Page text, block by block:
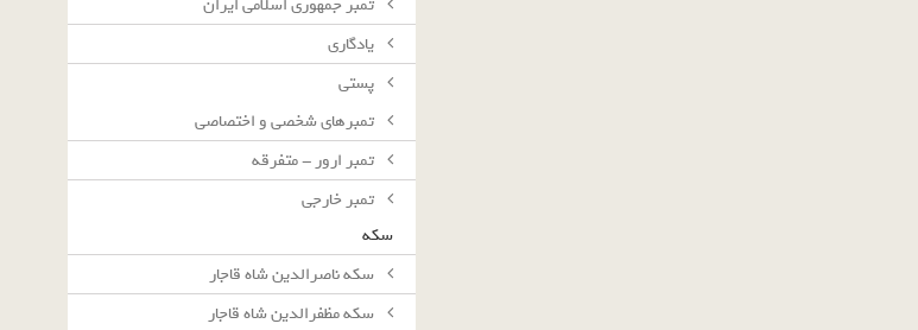
تمبر جمهوری اسلامی ایران
یادگاری
پستی
تمبرهای شخصی و اختصاصی
تمبر ارور - متفرقه
تمبر خارجی
سکه
سکه ناصرالدین شاه قاجار
سکه مظفرالدین شاه قاجار